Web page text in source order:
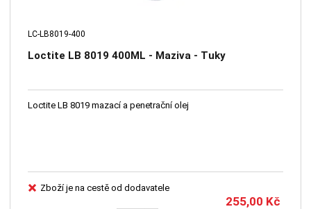
LC-LB8019-400
Loctite LB 8019 400ML - Maziva - Tuky
Loctite LB 8019 mazací a penetrační olej
Zboží je na cestě od dodavatele
255,00 Kč